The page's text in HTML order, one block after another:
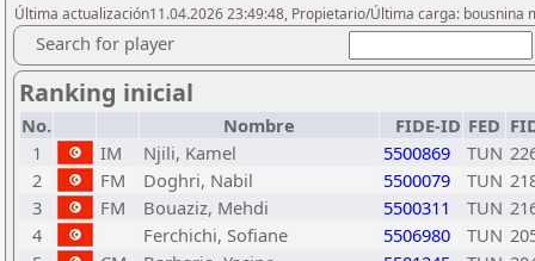
Última actualización11.04.2026 23:49:48, Propietario/Última carga: bousnina
Search for player
Ranking inicial
No. Nombre FIDE-ID FED
1
IM Njili, Kamel 5500869 TUN
2
FM Doghri, Nabil 5500079 TUN
3
FM Bouaziz, Mehdi 5500311 TUN
4
Ferchichi, Sofiane 5506980 TUN